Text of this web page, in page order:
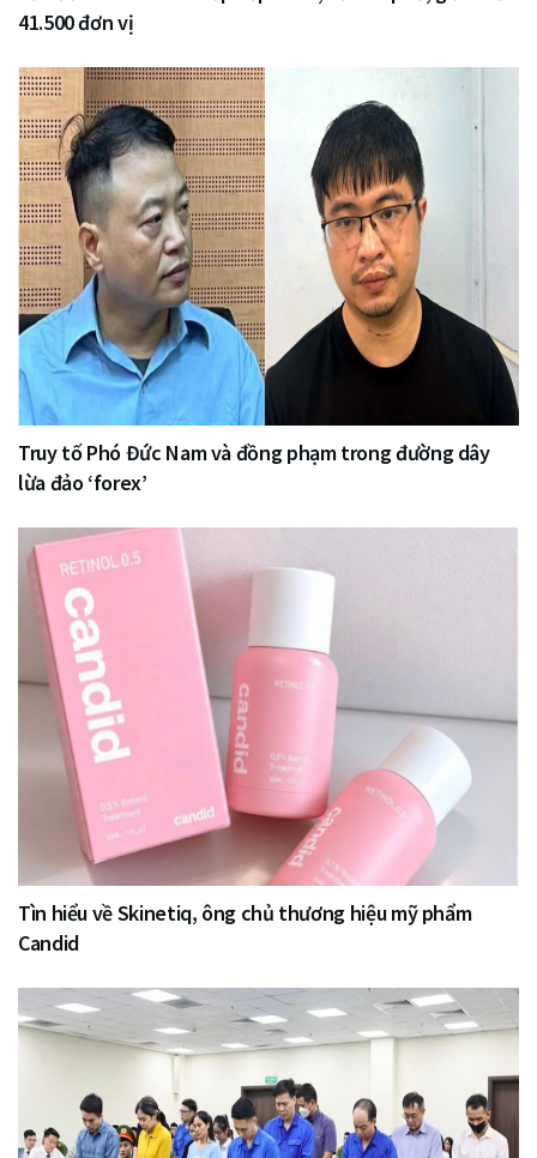
41.500 đơn vị
Truy tố Phó Đức Nam và đồng phạm trong đường dây
lừa đảo ‘forex’
Tìn hiểu về Skinetiq, ông chủ thương hiệu mỹ phẩm
Candid